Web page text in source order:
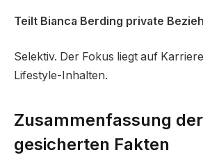
Teilt Bianca Berding private
Selektiv. Der Fokus liegt auf
Lifestyle-Inhalten.
Zusammenfassung der
gesicherten Fakten